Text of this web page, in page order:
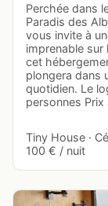
Perchée dans
Paradis des
vous invite à
imprenable sur
cet
plongera dans
quotidien. Le
personnes
Tiny House ·
100 € / nuit